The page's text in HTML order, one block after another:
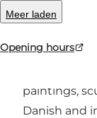
Meer laden
Opening hours
one in the
Sydals,
paintings,
Danish and